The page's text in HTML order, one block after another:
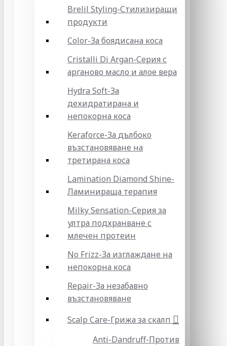
Brelil Styling-Стилизиращи
продукти
Color-За боядисана коса
Cristalli Di Argan-Серия с
арганово масло и алое вера
Hydra Soft-За
дехидратирана и
непокорна коса
Keraforce-За дълбоко
възстановяване на
третирана коса
Lamination Diamond Shine-
Ламинираща терапия
Milky Sensation-Серия за
ултра подхранване с
млечен протеин
No Frizz-За изглаждане на
непокорна коса
Repair-За незабавно
възстановяване
Scalp Care-Грижа за скалп
Anti-Dandruff-Против